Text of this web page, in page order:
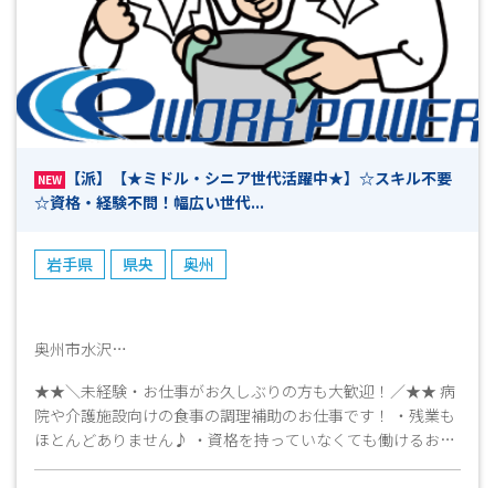
NEW
【派】【★ミドル・シニア世代活躍中★】☆スキル不要
☆資格・経験不問！幅広い世代...
岩手県 県央 奥州
奥州市水沢
★★＼未経験・お仕事がお久しぶりの方も大歓迎！／★★ 病
院や介護施設向けの食事の調理補助のお仕事です！ ・残業も
ほとんどありません♪ ・資格を持っていなくても働けるお仕
事です♪ ・調理業務ではないので、包丁は使いません！料理